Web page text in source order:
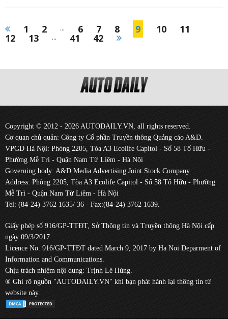
1 2 ... 6 7 8 9 10 11
12 13 ... 41 42
Copyright © 2012 - 2026 AUTODAILY.VN, all rights reserved.
Cơ quan chủ quản: Công ty Cổ phần Truyền thông Quảng cáo A&D.
VPGD Hà Nội: Phòng 2205, Tòa A3 Ecolife Capitol - Số 58 Tố Hữu -
Phường Mễ Trì - Quận Nam Từ Liêm - Hà Nội
Governing body: A&D Media Advertising Joint Stock Company
Address: Phòng 2205, Tòa A3 Ecolife Capitol - Số 58 Tố Hữu - Phường
Mễ Trì - Quận Nam Từ Liêm - Hà Nội
Tel: (84-24) 3762 1635/ 36 - Fax:(84-24) 3762 1639.
Giấy phép số 916/GP-TTĐT, Sở Thông tin và Truyền thông Hà Nội cấp
ngày 09/3/2017.
Licence No. 916/GP-TTĐT dated March 9, 2017 by Ha Noi Deparment of
Information and Communications.
Chịu trách nhiệm nội dung: Trịnh Lê Hùng.
® Ghi rõ nguồn "AUTODAILY.VN" khi bạn phát hành lại thông tin từ
website này.